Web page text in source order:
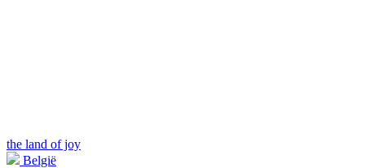
the land of joy
België